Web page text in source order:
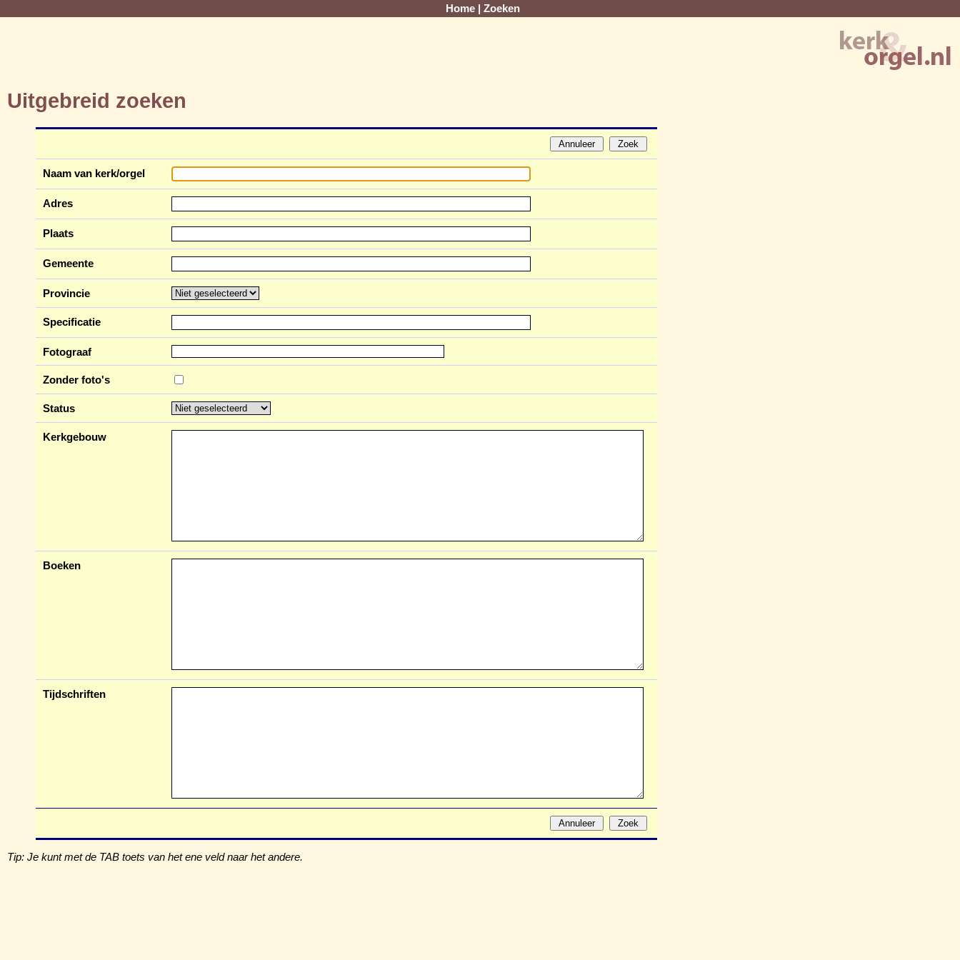
Home Zoeken
Uitgebreid zoeken
Naam van kerk/orgel
Adres
Plaats
Gemeente
Provincie
Specificatie
Fotograaf
Zonder foto's
Status
Kerkgebouw
Boeken
Tijdschriften
Tip: Je kunt met de TAB toets van het ene veld naar het andere.